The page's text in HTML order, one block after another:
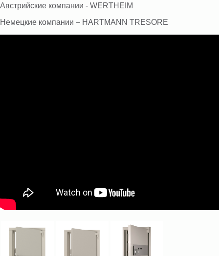
Австрийские компании - WERTHEIM
Немецкие компании – HARTMANN TRESORE